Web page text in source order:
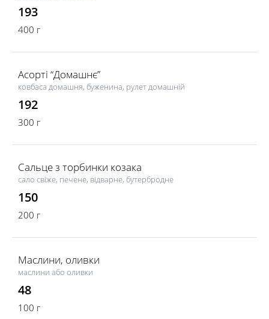
193
400 г
Асорті “Домашнє”
ковбаса домашня, буженина, рулет домашній
192
300 г
Сальце з торбинки козака
сало свіже, печене, відварне, бутербродне
150
200 г
Маслини, оливки
маслини або оливки
48
100 г